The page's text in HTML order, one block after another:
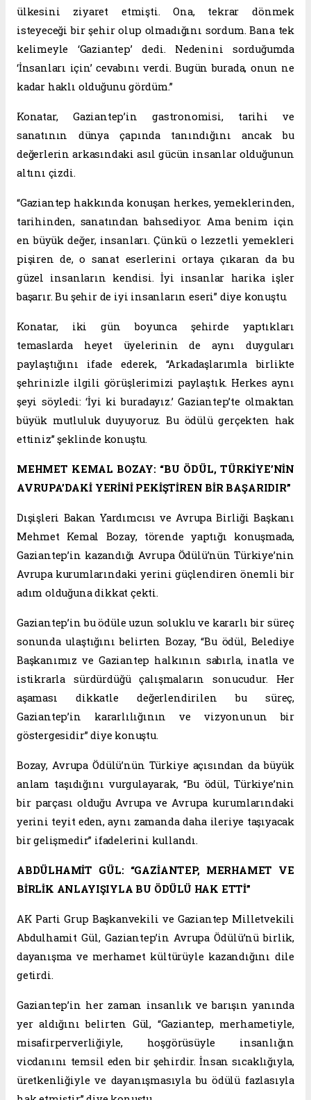
ülkesini ziyaret etmişti. Ona, tekrar dönmek
isteyeceği bir şehir olup olmadığını sordum. Bana tek
kelimeyle ‘Gaziantep’ dedi. Nedenini sorduğumda
‘İnsanları için’ cevabını verdi. Bugün burada, onun ne
kadar haklı olduğunu gördüm.”
Konatar, Gaziantep’in gastronomisi, tarihi ve
sanatının dünya çapında tanındığını ancak bu
değerlerin arkasındaki asıl gücün insanlar olduğunun
altını çizdi.
“Gaziantep hakkında konuşan herkes, yemeklerinden,
tarihinden, sanatından bahsediyor. Ama benim için
en büyük değer, insanları. Çünkü o lezzetli yemekleri
pişiren de, o sanat eserlerini ortaya çıkaran da bu
güzel insanların kendisi. İyi insanlar harika işler
başarır. Bu şehir de iyi insanların eseri” diye konuştu.
Konatar, iki gün boyunca şehirde yaptıkları
temaslarda heyet üyelerinin de aynı duyguları
paylaştığını ifade ederek, “Arkadaşlarımla birlikte
şehrinizle ilgili görüşlerimizi paylaştık. Herkes aynı
şeyi söyledi: ‘İyi ki buradayız.’ Gaziantep’te olmaktan
büyük mutluluk duyuyoruz. Bu ödülü gerçekten hak
ettiniz” şeklinde konuştu.
MEHMET KEMAL BOZAY: “BU ÖDÜL, TÜRKİYE’NİN
AVRUPA’DAKİ YERİNİ PEKİŞTİREN BİR BAŞARIDIR”
Dışişleri Bakan Yardımcısı ve Avrupa Birliği Başkanı
Mehmet Kemal Bozay, törende yaptığı konuşmada,
Gaziantep’in kazandığı Avrupa Ödülü’nün Türkiye’nin
Avrupa kurumlarındaki yerini güçlendiren önemli bir
adım olduğuna dikkat çekti.
Gaziantep’in bu ödüle uzun soluklu ve kararlı bir süreç
sonunda ulaştığını belirten Bozay, “Bu ödül, Belediye
Başkanımız ve Gaziantep halkının sabırla, inatla ve
istikrarla sürdürdüğü çalışmaların sonucudur. Her
aşaması dikkatle değerlendirilen bu süreç,
Gaziantep’in kararlılığının ve vizyonunun bir
göstergesidir” diye konuştu.
Bozay, Avrupa Ödülü’nün Türkiye açısından da büyük
anlam taşıdığını vurgulayarak, “Bu ödül, Türkiye’nin
bir parçası olduğu Avrupa ve Avrupa kurumlarındaki
yerini teyit eden, aynı zamanda daha ileriye taşıyacak
bir gelişmedir” ifadelerini kullandı.
ABDÜLHAMİT GÜL: “GAZİANTEP, MERHAMET VE
BİRLİK ANLAYIŞIYLA BU ÖDÜLÜ HAK ETTİ”
AK Parti Grup Başkanvekili ve Gaziantep Milletvekili
Abdulhamit Gül, Gaziantep’in Avrupa Ödülü’nü birlik,
dayanışma ve merhamet kültürüyle kazandığını dile
getirdi.
Gaziantep’in her zaman insanlık ve barışın yanında
yer aldığını belirten Gül, “Gaziantep, merhametiyle,
misafirperverliğiyle, hoşgörüsüyle insanlığın
vicdanını temsil eden bir şehirdir. İnsan sıcaklığıyla,
üretkenliğiyle ve dayanışmasıyla bu ödülü fazlasıyla